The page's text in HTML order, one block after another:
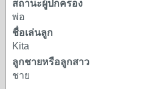
สถานะผู้ปกครอง
พ่อ
ชื่อเล่นลูก
Kita
ลูกชายหรือลูกสาว
ชาย